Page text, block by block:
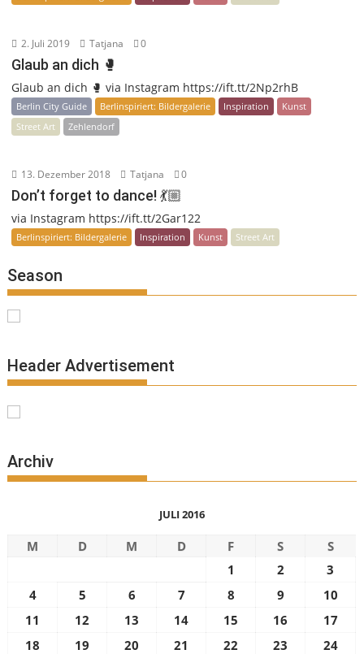
2. Juli 2019 Tatjana 0
Glaub an dich 🥊
Glaub an dich 🥊 via Instagram https://ift.tt/2Np2rhB
Berlin City Guide Berlinspiriert: Bildergalerie Inspiration
Kunst
Street Art
Zehlendorf
13. Dezember 2018 Tatjana 0
Don’t forget to dance! 💃🏼
via Instagram https://ift.tt/2Gar122
Berlinspiriert: Bildergalerie Inspiration Kunst Street Art
Season
Header Advertisement
Archiv
JULI 2016
M D M D F S
S
1
2
3
4
5 6 7 8 9
10
11
12 13 14 15 16
17
18
19 20 21 22 23
24